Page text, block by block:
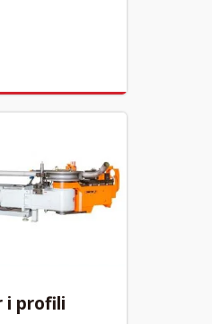
i profili